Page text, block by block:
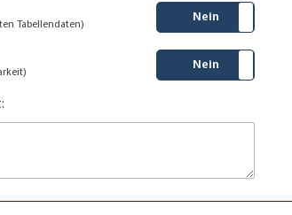
Tabellendaten)
Nein
Nein